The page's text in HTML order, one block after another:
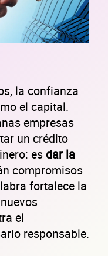
la confianza
el capital.
empresas
un crédito
es dar la
compromisos
fortalece la
el
responsable.